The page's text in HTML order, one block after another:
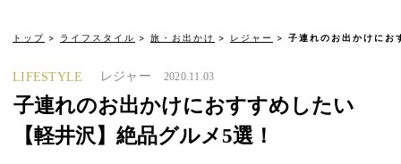
トップ ライフスタイル 旅・お出かけ レジャー 子連れのお出かけにお
LIFESTYLE レジャー 2020.11.03
子連れのお出かけにおすすめしたい
【軽井沢】絶品グルメ5選！